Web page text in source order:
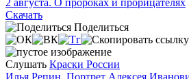
2 августа. О пророках и прорицателях
Скачать
Поделиться
Слушать Краски России